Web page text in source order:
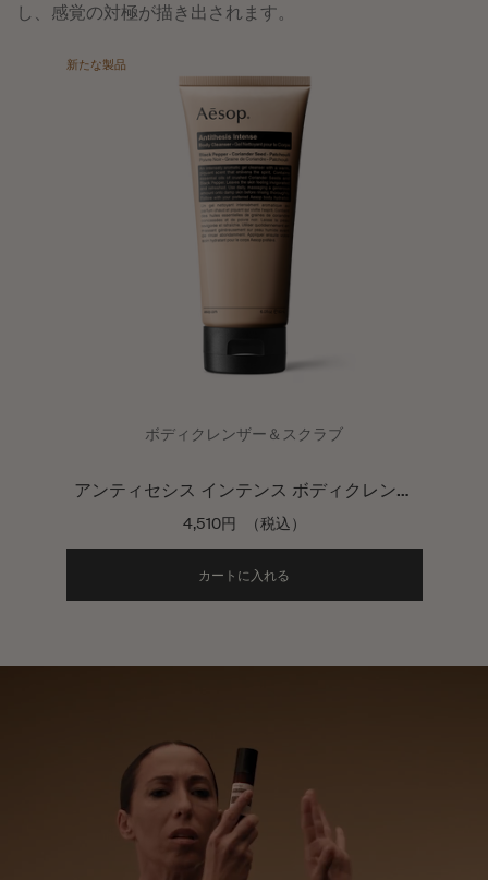
し、感覚の対極が描き出されます。
新たな製品
ボディクレンザー＆スクラブ
アンティセシス インテンス ボディクレンザ
4,510円 （税込）
カートに入れる